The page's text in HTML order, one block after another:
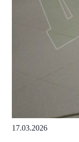
17.03.2026